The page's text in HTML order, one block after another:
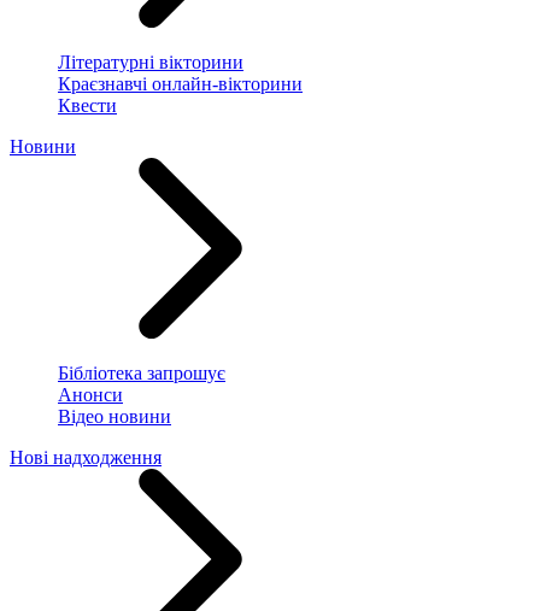
Літературні вікторини
Краєзнавчі онлайн-вікторини
Квести
Новини
Бібліотека запрошує
Анонси
Відео новини
Нові надходження